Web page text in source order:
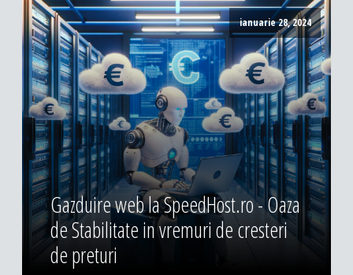
ianuarie 28, 2024
Gazduire web la SpeedHost.ro - Oaza
de Stabilitate in vremuri de cresteri
de preturi